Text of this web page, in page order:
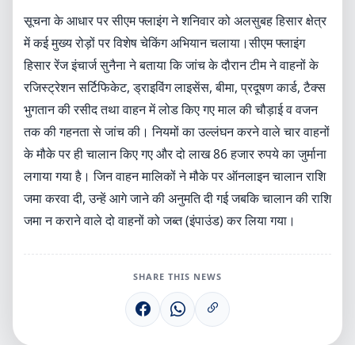
सूचना के आधार पर सीएम फ्लाइंग ने शनिवार को अलसुबह हिसार क्षेत्र
में कई मुख्य रोड़ों पर विशेष चेकिंग अभियान चलाया।सीएम फ्लाइंग
हिसार रेंज इंचार्ज सुनैना ने बताया कि जांच के दौरान टीम ने वाहनों के
रजिस्ट्रेशन सर्टिफिकेट, ड्राइविंग लाइसेंस, बीमा, प्रदूषण कार्ड, टैक्स
भुगतान की रसीद तथा वाहन में लोड किए गए माल की चौड़ाई व वजन
तक की गहनता से जांच की। नियमों का उल्लंघन करने वाले चार वाहनों
के मौके पर ही चालान किए गए और दो लाख 86 हजार रुपये का जुर्माना
लगाया गया है। जिन वाहन मालिकों ने मौके पर ऑनलाइन चालान राशि
जमा करवा दी, उन्हें आगे जाने की अनुमति दी गई जबकि चालान की राशि
जमा न कराने वाले दो वाहनों को जब्त (इंपाउंड) कर लिया गया।
SHARE THIS NEWS